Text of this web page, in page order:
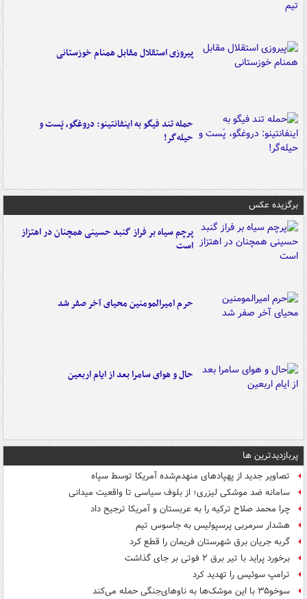
پیروزی استقلال مقابل همنام خوزستانی
حمله تند فیگو به اینفانتینو: دروغگو، پَست‌ و
حیله‌گر!
برگزیده عکس
پرچم سیاه بر فراز گنبد حسینی همچنان در اهتزاز
است
حرم امیرالمومنین محیای آخر صفر شد
حال و هوای سامرا بعد از ایام اربعین
پربازدیدترین ها
تصاویر جدید از پهپادهای منهدم‌شده آمریکا توسط سپاه
سامانه ضد موشکی لیزری؛ از بلوف سیاسی تا واقعیت میدانی
چرا محمد صلاح ترکیه را به عربستان و آمریکا ترجیح داد
هشدار سرمربی پرسپولیس به جاسوس تیم
گربه جریان برق شهرستان فریمان را قطع کرد
برخورد پراید با تیر برق ۲ فوتی بر جای گذاشت
ترامپ سوئیس را تهدید کرد
سوخو۳۵ با این موشک‌ها به ناوهای‌جنگی حمله می‌کند